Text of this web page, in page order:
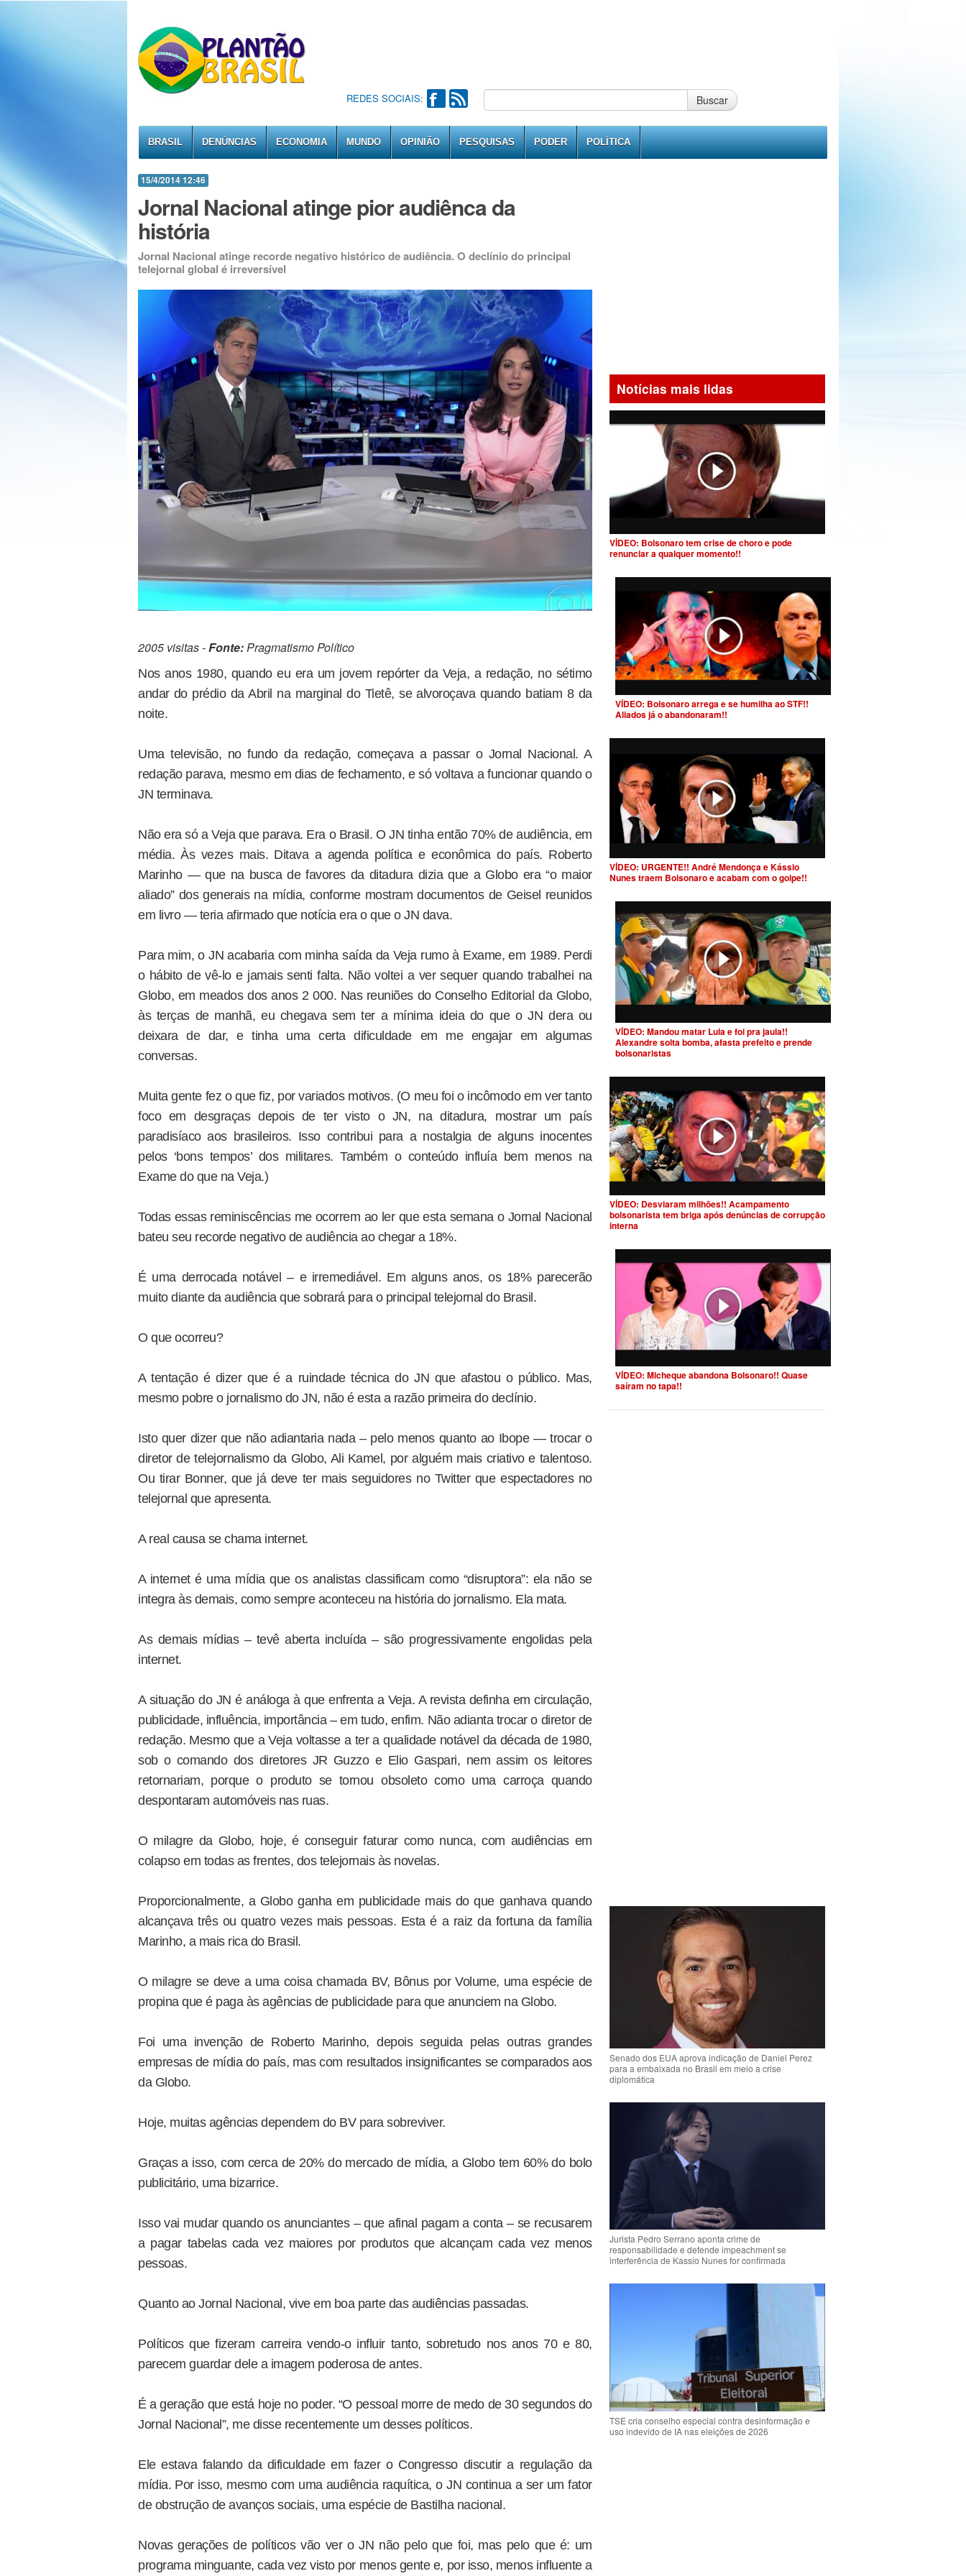
REDES SOCIAIS: Buscar
BRASIL DENÚNCIAS ECONOMIA MUNDO OPINIÃO PESQUISAS PODER POLÍTICA
15/4/2014 12:46
Jornal Nacional atinge pior audiênca da
história
Jornal Nacional atinge recorde negativo histórico de audiência. O declínio do principal
telejornal global é irreversível
2005 visitas -Fonte:Pragmatismo Político
Nos anos 1980, quando eu era um jovem repórter da Veja, a redação, no sétimo
andar do prédio da Abril na marginal do Tietê, se alvoroçava quando batiam 8 da
noite.
Uma televisão, no fundo da redação, começava a passar o Jornal Nacional. A
redação parava, mesmo em dias de fechamento, e só voltava a funcionar quando o
JN terminava.
Não era só a Veja que parava. Era o Brasil. O JN tinha então 70% de audiência, em
média. Às vezes mais. Ditava a agenda política e econômica do país. Roberto
Marinho — que na busca de favores da ditadura dizia que a Globo era “o maior
aliado” dos generais na mídia, conforme mostram documentos de Geisel reunidos
em livro — teria afirmado que notícia era o que o JN dava.
Para mim, o JN acabaria com minha saída da Veja rumo à Exame, em 1989. Perdi
o hábito de vê-lo e jamais senti falta. Não voltei a ver sequer quando trabalhei na
Globo, em meados dos anos 2 000. Nas reuniões do Conselho Editorial da Globo,
às terças de manhã, eu chegava sem ter a mínima ideia do que o JN dera ou
deixara de dar, e tinha uma certa dificuldade em me engajar em algumas
conversas.
Muita gente fez o que fiz, por variados motivos. (O meu foi o incômodo em ver tanto
foco em desgraças depois de ter visto o JN, na ditadura, mostrar um país
paradisíaco aos brasileiros. Isso contribui para a nostalgia de alguns inocentes
pelos ‘bons tempos’ dos militares. Também o conteúdo influía bem menos na
Exame do que na Veja.)
Todas essas reminiscências me ocorrem ao ler que esta semana o Jornal Nacional
bateu seu recorde negativo de audiência ao chegar a 18%.
É uma derrocada notável – e irremediável. Em alguns anos, os 18% parecerão
muito diante da audiência que sobrará para o principal telejornal do Brasil.
O que ocorreu?
A tentação é dizer que é a ruindade técnica do JN que afastou o público. Mas,
mesmo pobre o jornalismo do JN, não é esta a razão primeira do declínio.
Isto quer dizer que não adiantaria nada – pelo menos quanto ao Ibope — trocar o
diretor de telejornalismo da Globo, Ali Kamel, por alguém mais criativo e talentoso.
Ou tirar Bonner, que já deve ter mais seguidores no Twitter que espectadores no
telejornal que apresenta.
A real causa se chama internet.
A internet é uma mídia que os analistas classificam como “disruptora”: ela não se
integra às demais, como sempre aconteceu na história do jornalismo. Ela mata.
As demais mídias – tevê aberta incluída – são progressivamente engolidas pela
internet.
A situação do JN é análoga à que enfrenta a Veja. A revista definha em circulação,
publicidade, influência, importância – em tudo, enfim. Não adianta trocar o diretor de
redação. Mesmo que a Veja voltasse a ter a qualidade notável da década de 1980,
sob o comando dos diretores JR Guzzo e Elio Gaspari, nem assim os leitores
retornariam, porque o produto se tornou obsoleto como uma carroça quando
despontaram automóveis nas ruas.
O milagre da Globo, hoje, é conseguir faturar como nunca, com audiências em
colapso em todas as frentes, dos telejornais às novelas.
Proporcionalmente, a Globo ganha em publicidade mais do que ganhava quando
alcançava três ou quatro vezes mais pessoas. Esta é a raiz da fortuna da família
Marinho, a mais rica do Brasil.
O milagre se deve a uma coisa chamada BV, Bônus por Volume, uma espécie de
propina que é paga às agências de publicidade para que anunciem na Globo.
Foi uma invenção de Roberto Marinho, depois seguida pelas outras grandes
empresas de mídia do país, mas com resultados insignificantes se comparados aos
da Globo.
Hoje, muitas agências dependem do BV para sobreviver.
Graças a isso, com cerca de 20% do mercado de mídia, a Globo tem 60% do bolo
publicitário, uma bizarrice.
Isso vai mudar quando os anunciantes – que afinal pagam a conta – se recusarem
a pagar tabelas cada vez maiores por produtos que alcançam cada vez menos
pessoas.
Quanto ao Jornal Nacional, vive em boa parte das audiências passadas.
Políticos que fizeram carreira vendo-o influir tanto, sobretudo nos anos 70 e 80,
parecem guardar dele a imagem poderosa de antes.
É a geração que está hoje no poder. “O pessoal morre de medo de 30 segundos do
Jornal Nacional”, me disse recentemente um desses políticos.
Ele estava falando da dificuldade em fazer o Congresso discutir a regulação da
mídia. Por isso, mesmo com uma audiência raquítica, o JN continua a ser um fator
de obstrução de avanços sociais, uma espécie de Bastilha nacional.
Novas gerações de políticos vão ver o JN não pelo que foi, mas pelo que é: um
programa minguante, cada vez visto por menos gente e, por isso, menos influente a
Notícias mais lidas
VÍDEO: Bolsonaro tem crise de choro e pode
renunciar a qualquer momento!!
VÍDEO: Bolsonaro arrega e se humilha ao STF!!
Aliados já o abandonaram!!
VÍDEO: URGENTE!! André Mendonça e Kássio
Nunes traem Bolsonaro e acabam com o golpe!!
VÍDEO: Mandou matar Lula e foi pra jaula!!
Alexandre solta bomba, afasta prefeito e prende
bolsonaristas
VÍDEO: Desviaram milhões!! Acampamento
bolsonarista tem briga após denúncias de corrupção
interna
VÍDEO: Micheque abandona Bolsonaro!! Quase
saíram no tapa!!
Senado dos EUA aprova indicação de Daniel Perez
para a embaixada no Brasil em meio a crise
diplomática
Jurista Pedro Serrano aponta crime de
responsabilidade e defende impeachment se
interferência de Kassio Nunes for confirmada
TSE cria conselho especial contra desinformação e
uso indevido de IA nas eleições de 2026